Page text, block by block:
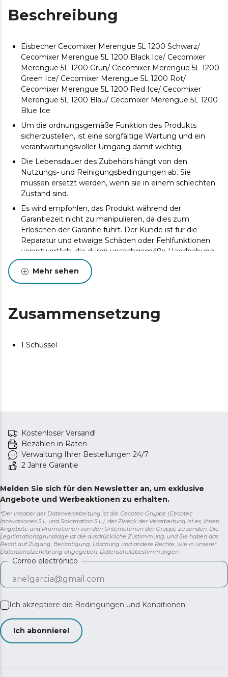
Beschreibung
Eisbecher Cecomixer Merengue 5L 1200 Schwarz/
Cecomixer Merengue 5L 1200 Black Ice/ Cecomixer
Merengue 5L 1200 Grün/ Cecomixer Merengue 5L 1200
Green Ice/ Cecomixer Merengue 5L 1200 Rot/
Cecomixer Merengue 5L 1200 Red Ice/ Cecomixer
Merengue 5L 1200 Blau/ Cecomixer Merengue 5L 1200
Blue Ice
Um die ordnungsgemäße Funktion des Produkts
sicherzustellen, ist eine sorgfältige Wartung und ein
verantwortungsvoller Umgang damit wichtig.
Die Lebensdauer des Zubehörs hängt von den
Nutzungs- und Reinigungsbedingungen ab. Sie
müssen ersetzt werden, wenn sie in einem schlechten
Zustand sind.
Es wird empfohlen, das Produkt während der
Garantiezeit nicht zu manipulieren, da dies zum
Erlöschen der Garantie führt. Der Kunde ist für die
Reparatur und etwaige Schäden oder Fehlfunktionen
verantwortlich, die durch unsachgemäße Handhabung
des Geräts entstehen können.
Originalzubehör garantiert maximale Qualität und beste
Mehr sehen
Zusammensetzung
1 Schüssel
Kostenloser Versand!
Bezahlen in Raten
Verwaltung Ihrer Bestellungen 24/7
2 Jahre Garantie
Melden Sie sich für den Newsletter an, um exklusive
Angebote und Werbeaktionen zu erhalten.
*Der Inhaber der Datenverarbeitung ist die Cecotec-Gruppe (Cecotec
Innovaciones S.L. und Solotriatlon S.L.), der Zweck der Verarbeitung ist es, Ihnen
Angebote und Promotionen von den Unternehmen der Gruppe zu senden. Die
Legitimationsgrundlage ist die ausdrückliche Zustimmung, und Sie haben das
Recht auf Zugang, Berichtigung, Löschung und andere Rechte, wie in unserer
Datenschutzerklärung angegeben. Datenschutzbestimmungen
Correo electrónico
Ich akzeptiere die Bedingungen und Konditionen
Ich abonniere!